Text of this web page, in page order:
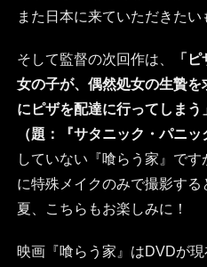
また日本に来ていただきたい
そして監督の次回作は、
「
女の子が、偶然処女の生贄
にピザを配達に行ってしま
（題：『サタニック・パニッ
していない『喰らう家』で
に特殊メイクのみで撮影す
夏、こちらもお楽しみに！
映画『喰らう家』はDVDが